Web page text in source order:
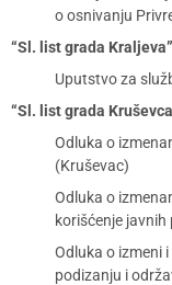
o osnivanju
“Sl. list grada
Uputstvo za
“Sl. list grada
Odluka o
(Kruševac)
Odluka o
korišćenje
Odluka o izmeni
podizanju i